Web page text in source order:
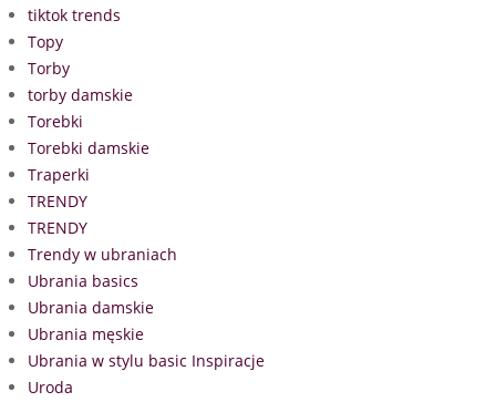
tiktok trends
Topy
Torby
torby damskie
Torebki
Torebki damskie
Traperki
TRENDY
TRENDY
Trendy w ubraniach
Ubrania basics
Ubrania damskie
Ubrania męskie
Ubrania w stylu basic Inspiracje
Uroda